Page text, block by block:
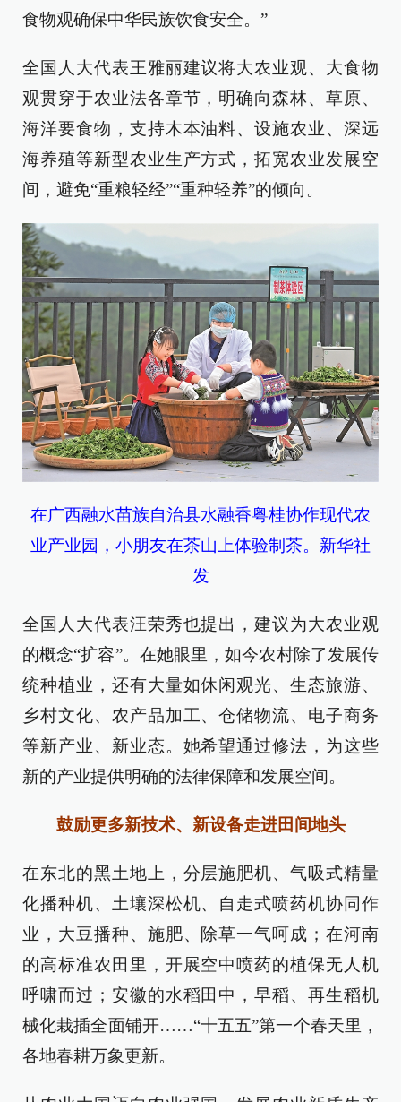
食物观确保中华民族饮食安全。”
全国人大代表王雅丽建议将大农业观、大食物
观贯穿于农业法各章节，明确向森林、草原、
海洋要食物，支持木本油料、设施农业、深远
海养殖等新型农业生产方式，拓宽农业发展空
间，避免“重粮轻经”“重种轻养”的倾向。
在广西融水苗族自治县水融香粤桂协作现代农
业产业园，小朋友在茶山上体验制茶。新华社
发
全国人大代表汪荣秀也提出，建议为大农业观
的概念“扩容”。在她眼里，如今农村除了发展传
统种植业，还有大量如休闲观光、生态旅游、
乡村文化、农产品加工、仓储物流、电子商务
等新产业、新业态。她希望通过修法，为这些
新的产业提供明确的法律保障和发展空间。
鼓励更多新技术、新设备走进田间地头
在东北的黑土地上，分层施肥机、气吸式精量
化播种机、土壤深松机、自走式喷药机协同作
业，大豆播种、施肥、除草一气呵成；在河南
的高标准农田里，开展空中喷药的植保无人机
呼啸而过；安徽的水稻田中，早稻、再生稻机
械化栽插全面铺开……“十五五”第一个春天里，
各地春耕万象更新。